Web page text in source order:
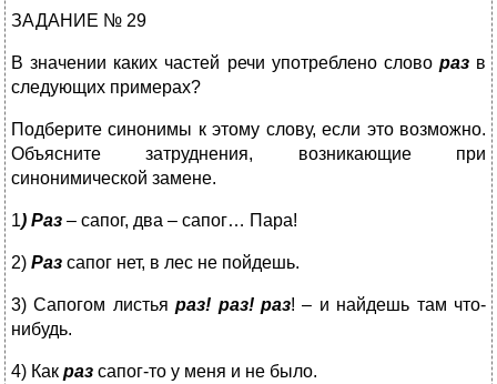
ЗАДАНИЕ № 29
В значении каких частей речи употреблено слово раз в
следующих примерах?
Подберите синонимы к этому слову, если это возможно.
Объясните затруднения, возникающие при
синонимической замене.
1) Раз – сапог, два – сапог… Пара!
2) Раз сапог нет, в лес не пойдешь.
3) Сапогом листьяраз! раз! раз! – и найдешь там что-
нибудь.
4) Как раз сапог-то у меня и не было.